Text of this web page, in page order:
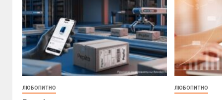
ЛЮБОПИТНО ЛЮБОПИТНО